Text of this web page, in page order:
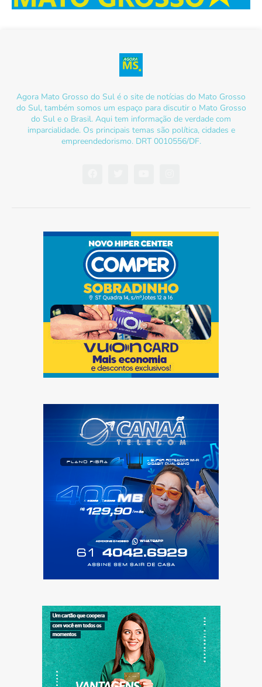
Agora Mato Grosso do Sul é o site de notícias do Mato Grosso
do Sul, também somos um espaço para discutir o Mato Grosso
do Sul e o Brasil. Aqui tem informação de verdade com
imparcialidade. Os principais temas são política, cidades e
empreendedorismo. DRT 0010556/DF.